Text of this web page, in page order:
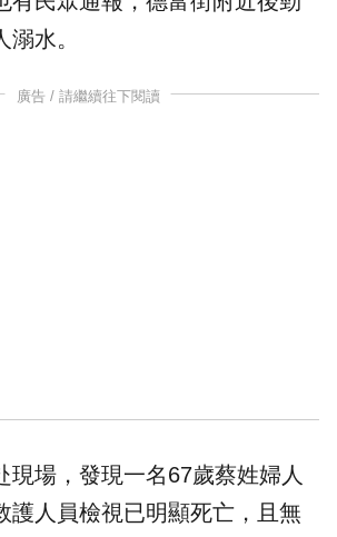
溺水。
廣告 / 請繼續往下閱讀
現場，發現一名67歲蔡姓婦人
護人員檢視已明顯死亡，且無